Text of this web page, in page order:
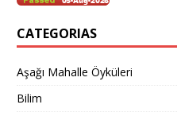
CATEGORIAS
Aşağı Mahalle Öyküleri
Bilim